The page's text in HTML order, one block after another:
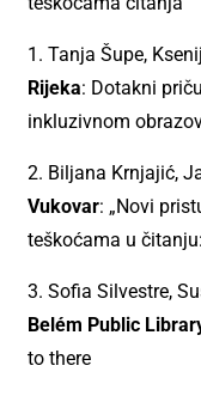
1. Tanja Šupe,
Rijeka: Dotakni
inkluzivnom
2. Biljana Krnjajić,
Vukovar: „Novi
teškoćama u
3. Sofia Silvestre,
Belém Public
to there